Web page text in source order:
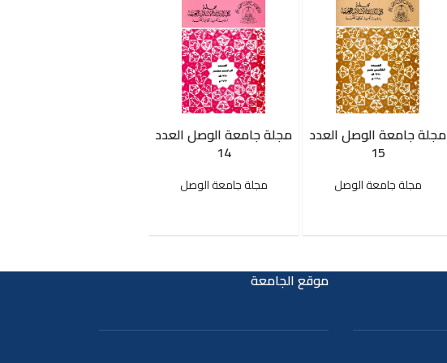
مجلة جامعة الوصل العدد
15
مجلة جامعة الوصل
مجلة جامعة الوصل العدد
14
مجلة جامعة الوصل
موقع الجامعة